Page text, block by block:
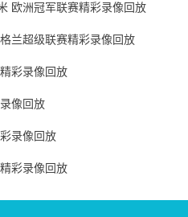
欧洲冠军联赛精彩录像回放
兰超级联赛精彩录像回放
彩录像回放
像回放
录像回放
彩录像回放